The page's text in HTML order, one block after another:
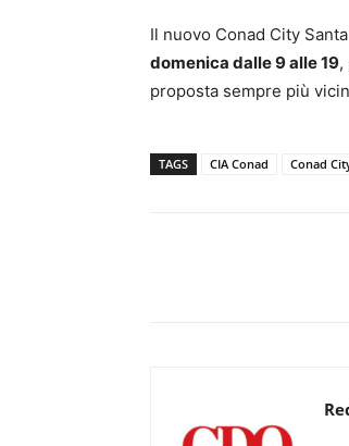
Il nuovo Conad City
domenica dalle 9 alle 19,
proposta sempre più
TAGS CIA Conad Conad